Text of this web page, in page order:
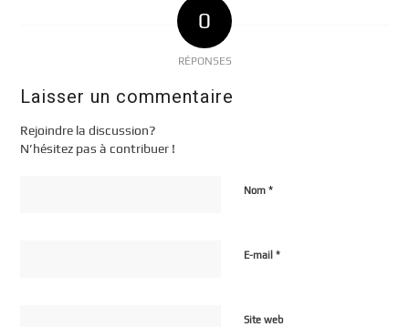
0
RÉPONSES
Laisser un commentaire
Rejoindre la discussion?
N’hésitez pas à contribuer !
Nom*
E-mail*
Site web